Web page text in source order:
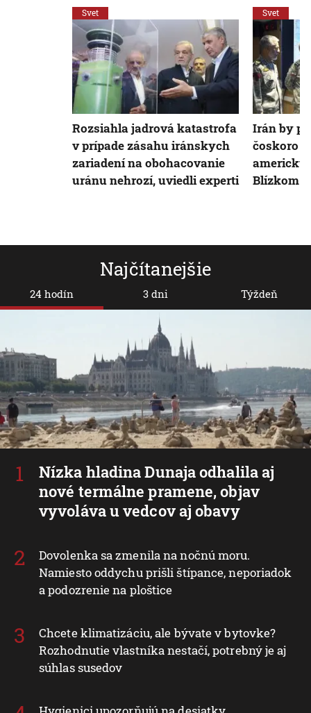
Najčítanejšie
24 hodín
Nízka hladina Dunaja odhalila aj
nové termálne pramene, objav
vyvoláva u vedcov aj obavy
Dovolenka sa zmenila na nočnú moru.
Namiesto oddychu prišli štípance, neporiadok
a podozrenie na ploštice
Chcete klimatizáciu, ale bývate v bytovke?
Rozhodnutie vlastníka nestačí, potrebný je aj
súhlas susedov
3 dni Týždeň
Svet
Rozsiahla jadrová katastrofa
v prípade zásahu iránskych
zariadení na obohacovanie
uránu nehrozí, uviedli experti
Svet
Irán by
čoskoro
Blízkom